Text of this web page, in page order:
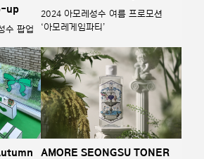
up
수 팝업
2024 아모레성수 여름 프로모션
‘아모레게임파티’
AMORE SEONGSU TONER